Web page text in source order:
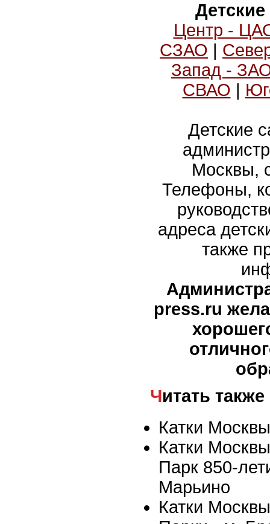
Центр -
СЗАО |
Запад -
СВАО |
Детские
Москвы,
Телефоны,
адреса
также
press.ru
Читать также
Катки
Катки
Парк 850-
Марьино
Катки